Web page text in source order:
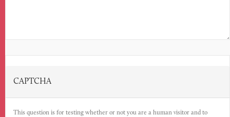
CAPTCHA
This question is for testing whether or not you are a human visitor and to